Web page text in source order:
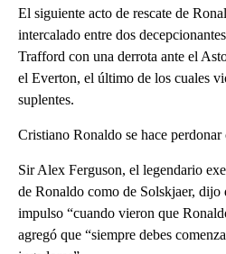
El siguiente acto de rescate de
intercalado entre dos
Trafford con una derrota ante el
el Everton, el último de los cuales
suplentes.
Cristiano Ronaldo se hace
Sir Alex Ferguson, el legendario
de Ronaldo como de Solskjaer,
impulso “cuando vieron que
agregó que “siempre debes